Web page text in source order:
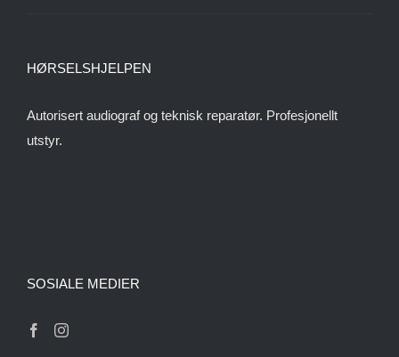
HØRSELSHJELPEN
Autorisert audiograf og teknisk reparatør. Profesjonellt
utstyr.
SOSIALE MEDIER